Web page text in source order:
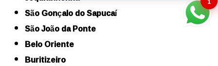
São Gonçalo do Sapucaí
São João da Ponte
Belo Oriente
Buritizeiro